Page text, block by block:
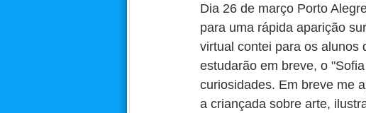
Dia 26 de março Porto
para uma rápida aparição
virtual contei para os alunos
estudarão em breve, o
curiosidades. Em breve me
a criançada sobre arte,